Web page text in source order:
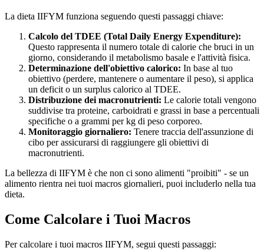
La dieta IIFYM funziona seguendo questi passaggi chiave:
Calcolo del TDEE (Total Daily Energy Expenditure):
Questo rappresenta il numero totale di calorie che bruci in un
giorno, considerando il metabolismo basale e l'attività fisica.
Determinazione dell'obiettivo calorico: In base al tuo
obiettivo (perdere, mantenere o aumentare il peso), si applica
un deficit o un surplus calorico al TDEE.
Distribuzione dei macronutrienti: Le calorie totali vengono
suddivise tra proteine, carboidrati e grassi in base a percentuali
specifiche o a grammi per kg di peso corporeo.
Monitoraggio giornaliero: Tenere traccia dell'assunzione di
cibo per assicurarsi di raggiungere gli obiettivi di
macronutrienti.
La bellezza di IIFYM è che non ci sono alimenti "proibiti" - se un
alimento rientra nei tuoi macros giornalieri, puoi includerlo nella tua
dieta.
Come Calcolare i Tuoi Macros
Per calcolare i tuoi macros IIFYM, segui questi passaggi: